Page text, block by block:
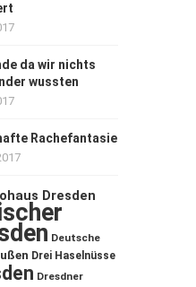
da wir nichts
wussten
Rachefantasie
Dresden
Deutsche
Drei Haselnüsse
Dresdner